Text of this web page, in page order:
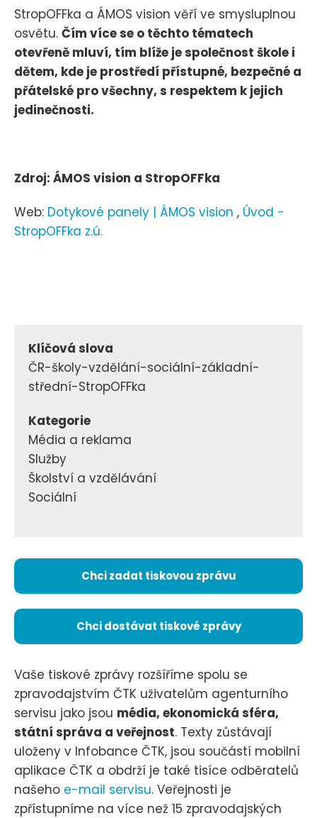
StropOFFka a ÁMOS vision věří ve smysluplnou
osvětu. Čím více se o těchto tématech
otevřeně mluví, tím blíže je společnost škole i
dětem, kde je prostředí přístupné, bezpečné a
přátelské pro všechny, s respektem k jejich
jedinečnosti.
Zdroj: ÁMOS vision a StropOFFka
Web: Dotykové panely | ÁMOS vision , Úvod -
StropOFFka z.ú.
Klíčová slova
ČR-školy-vzdělání-sociální-základní-
střední-StropOFFka
Kategorie
Média a reklama
Služby
Školství a vzdělávání
Sociální
Chci zadat tiskovou zprávu
Chci dostávat tiskové zprávy
Vaše tiskové zprávy rozšíříme spolu se
zpravodajstvím ČTK uživatelům agenturního
servisu jako jsou média, ekonomická sféra,
státní správa a veřejnost. Texty zůstávají
uloženy v Infobance ČTK, jsou součástí mobilní
aplikace ČTK a obdrží je také tisíce odběratelů
našeho e-mail servisu. Veřejnosti je
zpřístupníme na více než 15 zpravodajských